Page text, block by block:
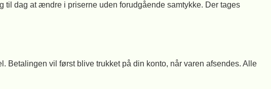
til dag at ændre i priserne uden forudgående samtykke. Der tages
Betalingen vil først blive trukket på din konto, når varen afsendes. Alle